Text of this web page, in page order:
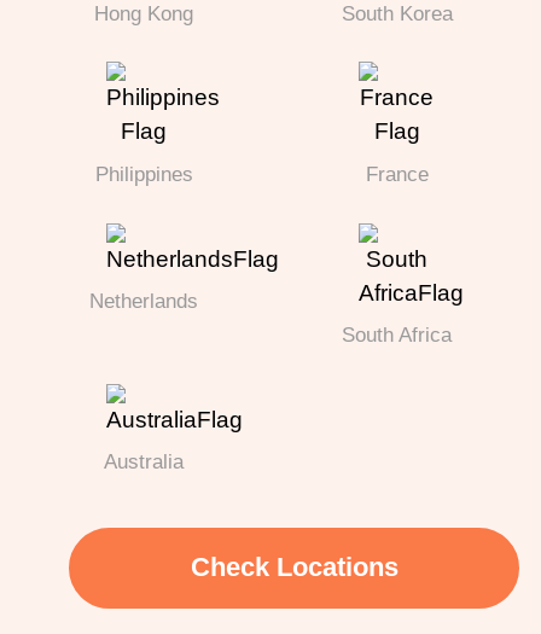
Hong Kong South Korea
Philippines France
Netherlands
South Africa
Australia
Check Locations